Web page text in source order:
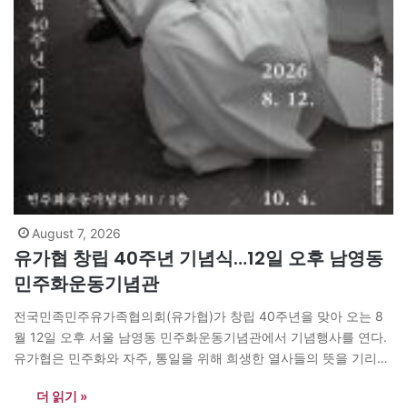
August 7, 2026
유가협 창립 40주년 기념식…12일 오후 남영동
민주화운동기념관
전국민족민주유가족협의회(유가협)가 창립 40주년을 맞아 오는 8
월 12일 오후 서울 남영동 민주화운동기념관에서 기념행사를 연다.
유가협은 민주화와 자주, 통일을 위해 희생한 열사들의 뜻을 기리고
았다. 이날 행사는 오후 5시 30분 유가협·민가협 40주년 기념전 ‘보
더 읽기 »